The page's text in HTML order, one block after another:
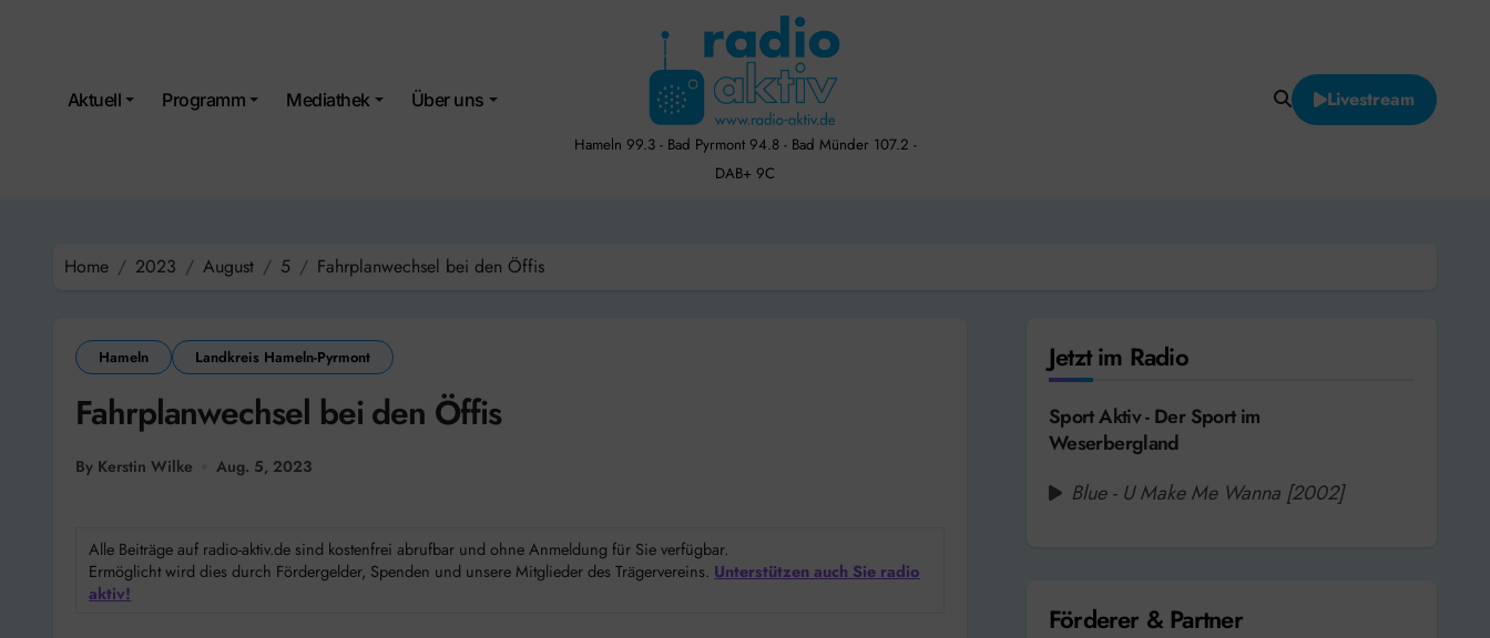
Aktuell Programm Mediathek Über uns
Hameln 99.3 - Bad Pyrmont 94.8 - Bad Münder 107.2 -
DAB+ 9C
Livestream
Home 2023 August 5 Fahrplanwechsel bei den Öffis
Hameln Landkreis Hameln-Pyrmont
Fahrplanwechsel bei den Öffis
By Kerstin Wilke Aug. 5, 2023
Alle Beiträge auf radio-aktiv.de sind kostenfrei abrufbar und ohne Anmeldung für Sie verfügbar.
Ermöglicht wird dies durch Fördergelder, Spenden und unsere Mitglieder des Trägervereins. Unterstützen auch Sie radio
aktiv!
Jetzt im Radio
Sport Aktiv - Der Sport im
Weserbergland
Blue - U Make Me Wanna [2002]
Förderer & Partner